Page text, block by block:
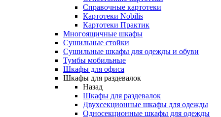
Справочные картотеки
Картотеки Nobilis
Картотеки Практик
Многоящичные шкафы
Сушильные стойки
Сушильные шкафы для одежды и обуви
Тумбы мобильные
Шкафы для офиса
Шкафы для раздевалок
Назад
Шкафы для раздевалок
Двухсекционные шкафы для одежды
Односекционные шкафы для одежды